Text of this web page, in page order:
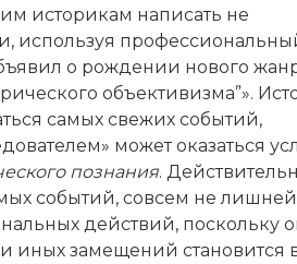
историкам написать не
используя
о рождении нового
объективизма”».
самых свежих событий,
может оказаться
познания.
событий, совсем не лишней
действий, поскольку
иных замещений становится